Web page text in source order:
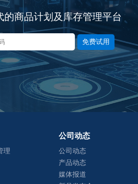
商品计划及库存管理平台
免费试用
理
公司动态
公司动态
产品动态
媒体报道